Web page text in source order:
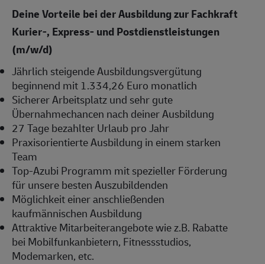
Deine Vorteile bei der Ausbildung zur Fachkraft
Kurier-, Express- und Postdienstleistungen
(m/w/d)
Jährlich steigende Ausbildungsvergütung
beginnend mit 1.334,26 Euro monatlich
Sicherer Arbeitsplatz und sehr gute
Übernahmechancen nach deiner Ausbildung
27 Tage bezahlter Urlaub pro Jahr
Praxisorientierte Ausbildung in einem starken
Team
Top-Azubi Programm mit spezieller Förderung
für unsere besten Auszubildenden
Möglichkeit einer anschließenden
kaufmännischen Ausbildung
Attraktive Mitarbeiterangebote wie z.B. Rabatte
bei Mobilfunkanbietern, Fitnessstudios,
Modemarken, etc.